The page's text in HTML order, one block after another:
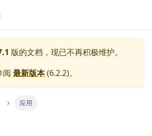
版的文档，现已不再积极维护。
阅 最新版本(6.2.2)。
应用